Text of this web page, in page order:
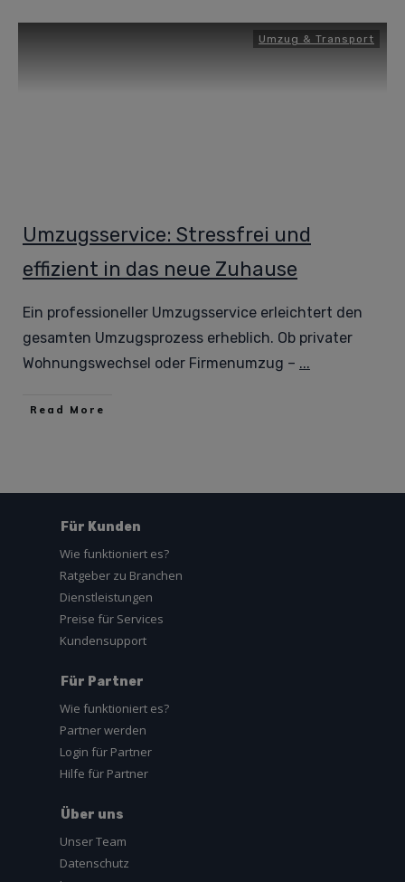
Umzug & Transport
Umzugsservice: Stressfrei und
effizient in das neue Zuhause
Ein professioneller Umzugsservice erleichtert den
gesamten Umzugsprozess erheblich. Ob privater
Wohnungswechsel oder Firmenumzug – ...
Read More
Für Kunden
Wie funktioniert es?
Ratgeber zu Branchen
Dienstleistungen
Preise für Services
Kundensupport
Für Partner
Wie funktioniert es?
Partner werden
Login für Partner
Hilfe für Partner
Über uns
Unser Team
Datenschutz